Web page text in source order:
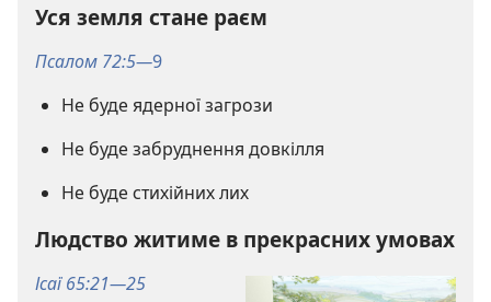
Уся земля стане раєм
Псалом 72:5—9
Не буде ядерної загрози
Не буде забруднення довкілля
Не буде стихійних лих
Людство житиме в прекрасних умовах
Ісаї 65:21—25